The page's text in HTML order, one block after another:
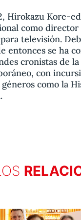
Hirokazu Kore-
como director
televisión.
entonces se ha
cronistas de
con
géneros como la